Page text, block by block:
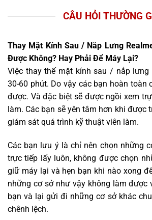
CÂU HỎI THƯỜNG
Thay Mặt Kính Sau / Nắp Lưng
Được Không? Hay Phải Để Máy Lại?
Việc thay thế mặt kính sau / nắp lưng
30-60 phút. Do vậy các bạn hoàn toàn
được. Và đặc biệt sẽ được ngồi xem
làm. Các bạn sẽ yên tâm hơn khi được
giám sát quá trình kỹ thuật viên làm.
Các bạn lưu ý là chỉ nên chọn những
trực tiếp lấy luôn, không được chọn
giữ máy lại và hẹn bạn khi nào xong
những cơ sở như vậy không làm được
bạn và lại gửi đi những cơ sở khác
chênh lệch.